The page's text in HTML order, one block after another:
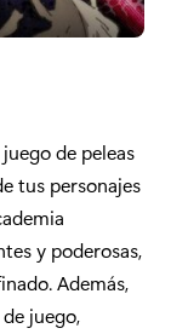
de peleas
tus personajes
y poderosas,
Además,
juego,